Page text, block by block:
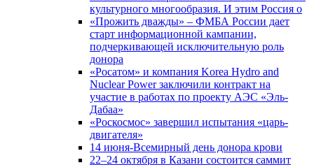
культурного многообразия. И этим Россия о
«Прожить дважды» – ФМБА России дает
старт информационной кампании,
подчеркивающей исключительную роль
донора
«Росатом» и компания Korea Hydro and
Nuclear Power заключили контракт на
участие в работах по проекту АЭС «Эль-
Дабаа»
«Роскосмос» завершил испытания «царь-
двигателя»
14 июня-Всемирный день донора крови
22–24 октября в Казани состоится саммит